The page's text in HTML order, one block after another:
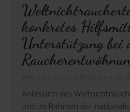
konkretes
Unterstützung bei
Anlässlich des
und im Rahmen der